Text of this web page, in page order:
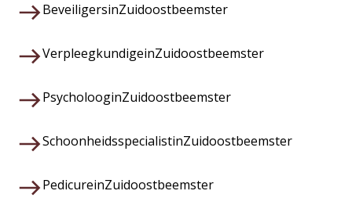
BeveiligersinZuidoostbeemster
VerpleegkundigeinZuidoostbeemster
PsycholooginZuidoostbeemster
SchoonheidsspecialistinZuidoostbeemster
PedicureinZuidoostbeemster